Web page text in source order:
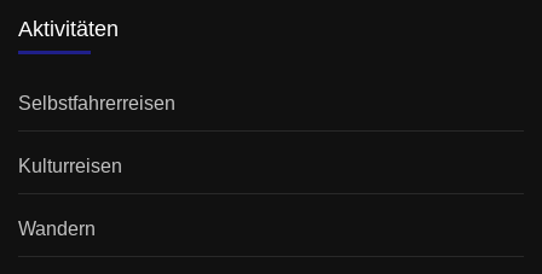
Aktivitäten
Selbstfahrerreisen
Kulturreisen
Wandern